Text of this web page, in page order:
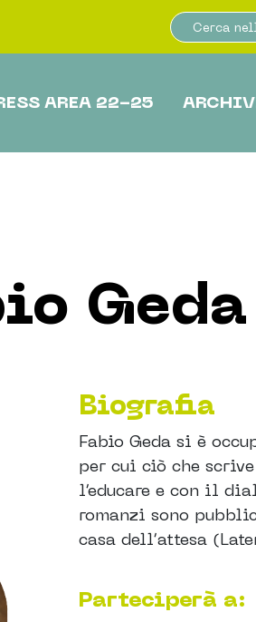
AREA 22-25
Geda
Biografia
Fabio Geda si è
per cui ciò che
l’educare e con il
romanzi sono
casa dell’attesa
Parteciperà a: